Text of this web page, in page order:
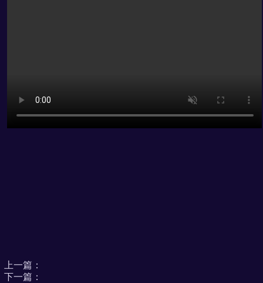
上一篇：
下一篇：